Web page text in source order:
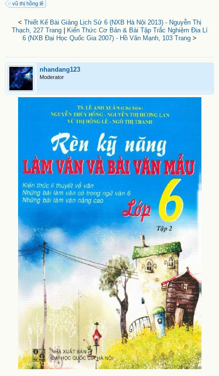
vũ thị hồng lê
< Thiết Kế Bài Giảng Lịch Sử 6 (NXB Hà Nội 2013) - Nguyễn Thị
Thạch, 227 Trang|
Kiến Thức Cơ Bản & Bài Tập Trắc Nghiệm Địa Lí
6 (NXB Đại Học Quốc Gia 2007) - Hồ Văn Mạnh, 103 Trang >
nhandang123
Moderator